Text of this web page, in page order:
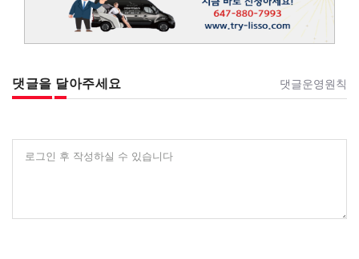
댓글을 달아주세요 댓글운영원칙
로그인 후 작성하실 수 있습니다